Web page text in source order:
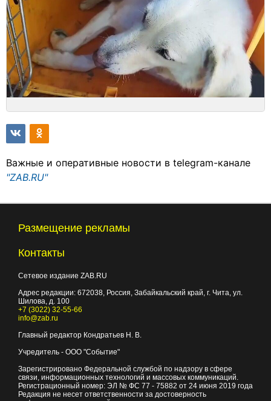
Важные и оперативные новости в telegram-канале
"ZAB.RU"
Размещение рекламы
Контакты
Сетевое издание ZAB.RU
Адрес редакции: 672038, Россия, Забайкальский край, г. Чита, ул.
Шилова, д. 100
+7 (3022) 32-55-66
info@zab.ru
Главный редактор Кондратьев Н. В.
Учредитель - ООО "Событие"
Зарегистрировано Федеральной службой по надзору в сфере
связи, информационных технологий и массовых коммуникаций.
Регистрационный номер: ЭЛ № ФС 77 - 75882 от 24 июня 2019 года
Редакция не несет ответственности за достоверность